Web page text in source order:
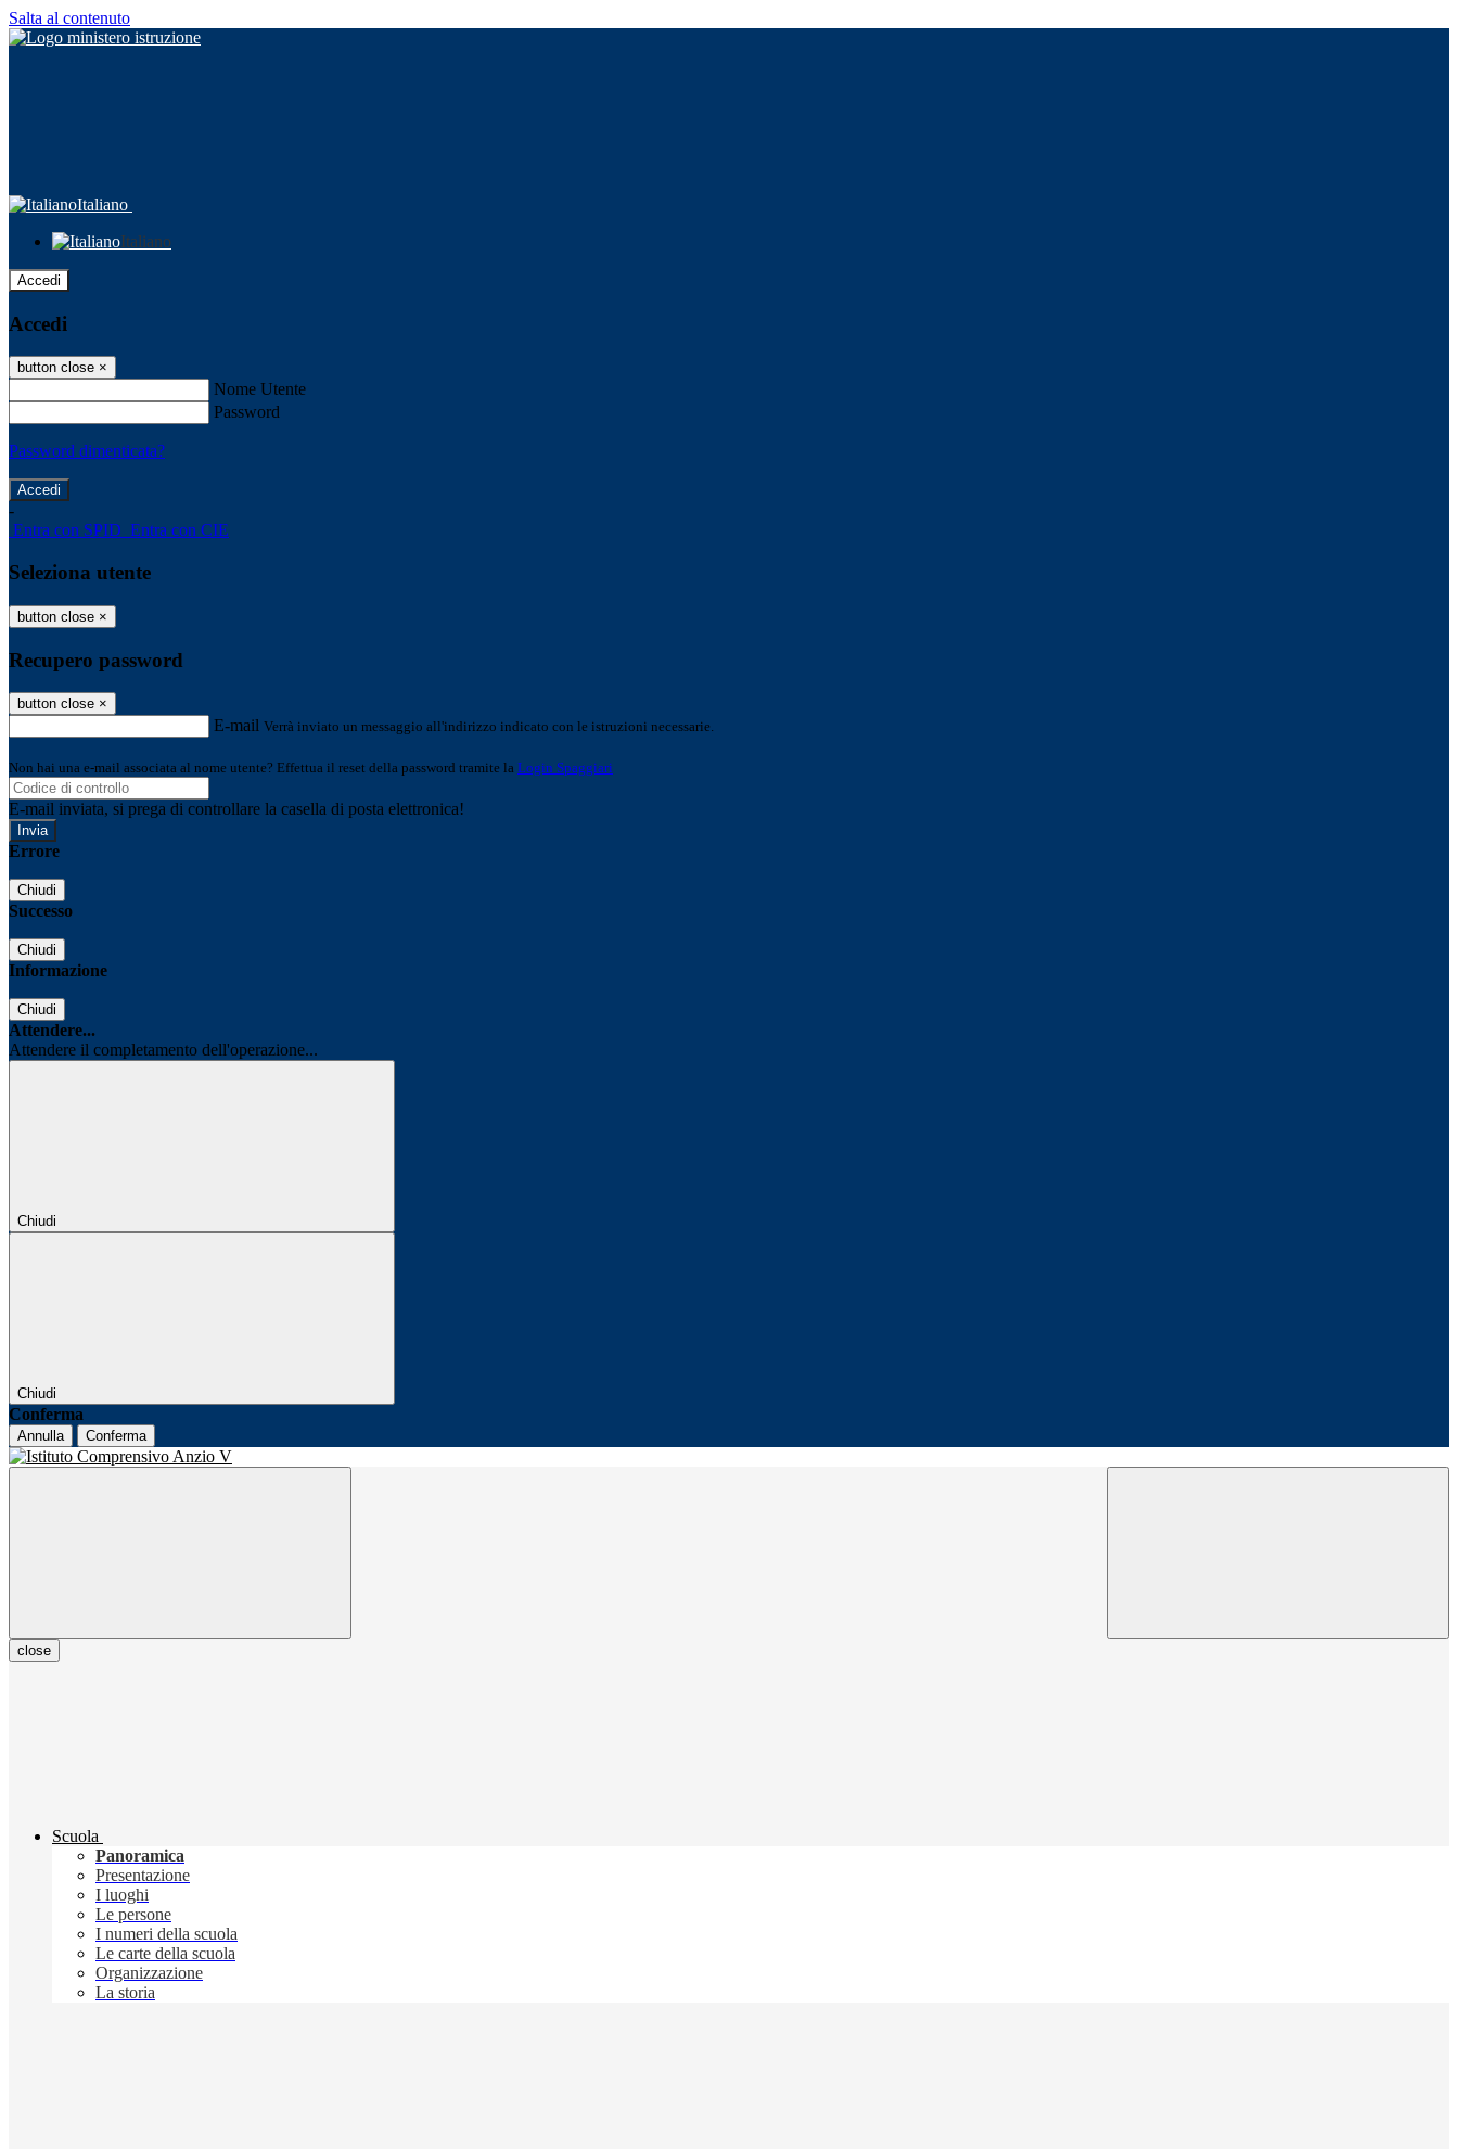
Salta al contenuto
Italiano
Italiano
Accedi
Accedi
button close ×
Nome Utente
Password
Password dimenticata?
-
Entra con SPID Entra con CIE
Seleziona utente
button close ×
Recupero password
button close ×
E-mail Verrà inviato un messaggio all'indirizzo indicato con le istruzioni necessarie.
Non hai una e-mail associata al nome utente? Effettua il reset della password tramite la Login Spaggiari
E-mail inviata, si prega di controllare la casella di posta elettronica!
Errore
Chiudi
Successo
Chiudi
Informazione
Chiudi
Attendere...
Attendere il completamento dell'operazione...
Chiudi
Chiudi
Conferma
Annulla Conferma
close
Scuola
Panoramica
Presentazione
I luoghi
Le persone
I numeri della scuola
Le carte della scuola
Organizzazione
La storia